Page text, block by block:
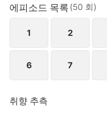
가문 도련님과 결혼하기
나기로 결정한다. 추선영
진실을 알게 되었지만 이
생을 시작하게 된다.
에피소드 목록 (50 회 )
1 2
6 7
취향 추측